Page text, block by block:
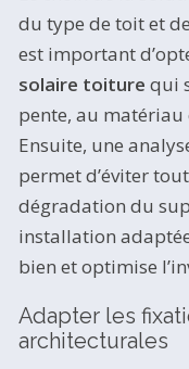
du type de toit et
est important
solaire toiture qui
pente, au matériau
Ensuite, une
permet d’éviter
dégradation du
installation
bien et optimise
Adapter les
architecturales